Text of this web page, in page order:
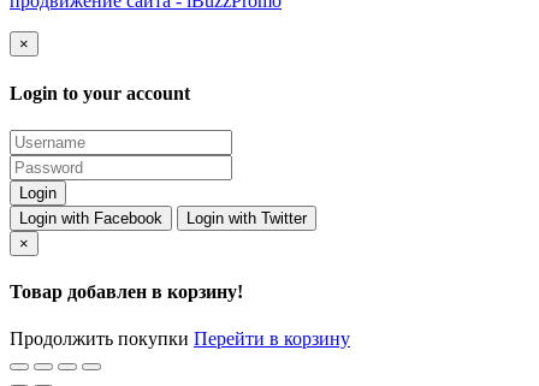
×
Login to your account
Login with Facebook
Login with Twitter
×
Товар добавлен в корзину!
Продолжить покупки Перейти в корзину